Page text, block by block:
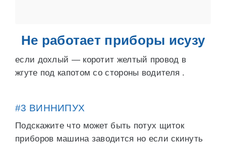
Не работает приборы исузу
если дохлый — коротит желтый провод в
жгуте под капотом со стороны водителя .
#3 ВИННИПУХ
Подскажите что может быть потух щиток
приборов машина заводится но если скинуть